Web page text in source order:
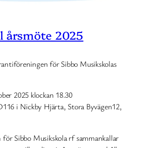
årsmöte 2025
för Sibbo Musikskolas
2025 klockan 18.30
i Nickby Hjärta, Stora Byvägen12,
Sibbo Musikskola rf sammankallar